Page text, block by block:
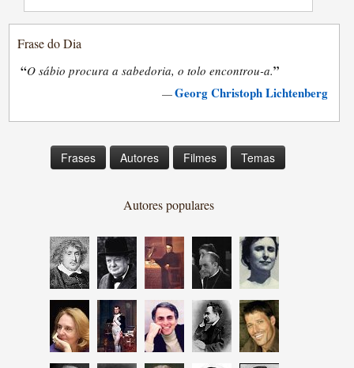
Frase do Dia
“O sábio procura a sabedoria, o tolo encontrou-a.”
—Georg Christoph Lichtenberg
Frases Autores Filmes Temas
Autores populares